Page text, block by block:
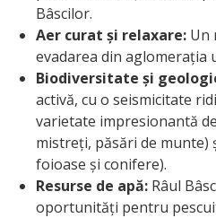
Bâscilor.
Aer curat și relaxare: Un
evadarea din aglomerația
Biodiversitate și
activă, cu o seismicitate
varietate impresionantă
mistreți, păsări de munte)
foioase și conifere).
Resurse de apă: Râul
oportunități pentru